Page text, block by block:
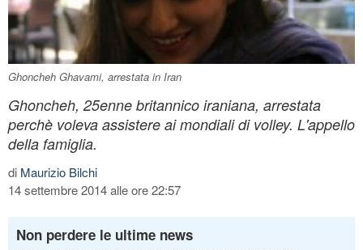
Ghoncheh Ghavami, arrestata in Iran
Ghoncheh, 25enne britannico iraniana, arrestata
perchè voleva assistere ai mondiali di volley. L'appello
della famiglia.
di Maurizio Bilchi
14 settembre 2014 alle ore 22:57
Non perdere le ultime news